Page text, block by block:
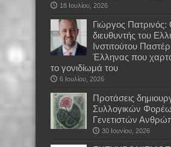
18 Ιουλίου, 2026
Γιώργος Πατρινός:
διευθυντής του
Ινστιτούτου
Έλληνας που
το γονιδίωμά του
6 Ιουλίου, 2026
Προτάσεις
Συλλογικών
Γενετιστών
30 Ιουνίου, 2026